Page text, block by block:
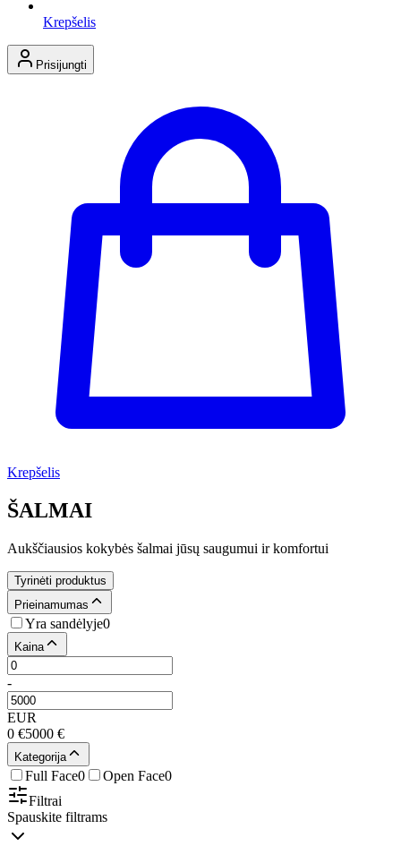
Krepšelis
Prisijungti
Krepšelis
ŠALMAI
Aukščiausios kokybės šalmai jūsų saugumui ir komfortui
Tyrinėti produktus
Prieinamumas
Yra sandėlyje0
Kaina
-
EUR
0 €5000 €
Kategorija
Full Face0 Open Face0
Filtrai
Spauskite filtrams